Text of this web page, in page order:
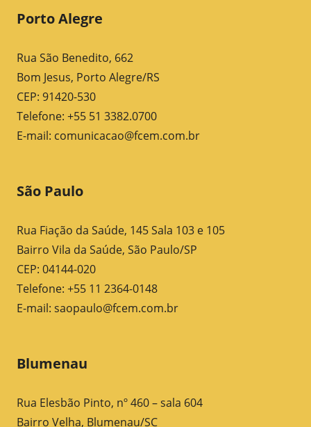
Porto Alegre
Rua São Benedito, 662
Bom Jesus, Porto Alegre/RS
CEP: 91420-530
Telefone: +55 51 3382.0700
E-mail: comunicacao@fcem.com.br
São Paulo
Rua Fiação da Saúde, 145 Sala 103 e 105
Bairro Vila da Saúde, São Paulo/SP
CEP: 04144-020
Telefone: +55 11 2364-0148
E-mail: saopaulo@fcem.com.br
Blumenau
Rua Elesbão Pinto, nº 460 – sala 604
Bairro Velha, Blumenau/SC